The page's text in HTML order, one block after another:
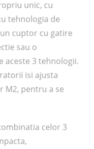
unic, cu
tehnologia de
cuptor cu gatire
sau o
aceste 3 tehnologii.
isi ajusta
M2, pentru a se
celor 3